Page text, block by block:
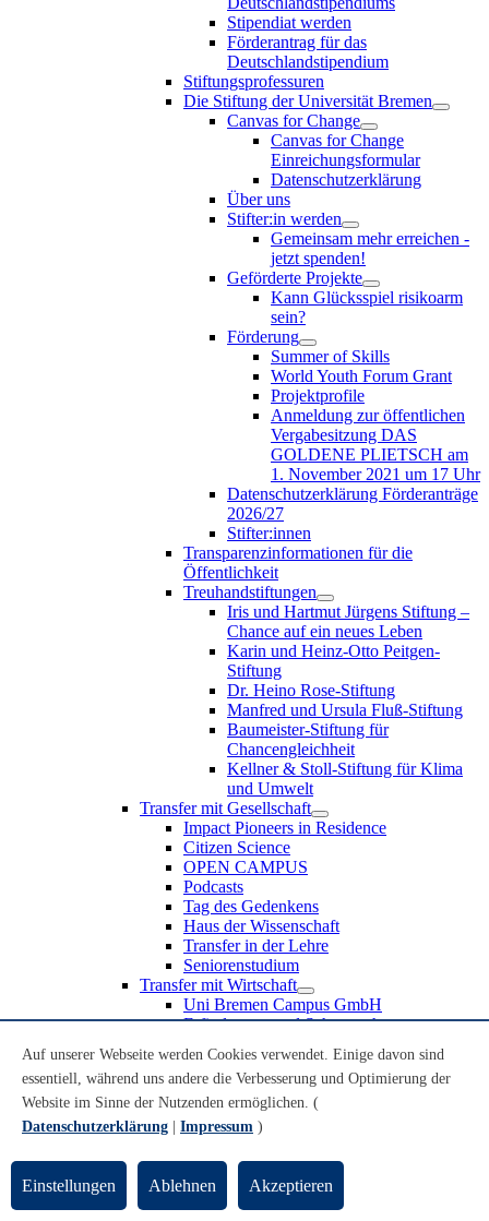
Stipendiat werden
Förderantrag für das
Deutschlandstipendium
Stiftungsprofessuren
Die Stiftung der Universität Bremen
Canvas for Change
Canvas for Change
Einreichungsformular
Datenschutzerklärung
Über uns
Stifter:in werden
Gemeinsam mehr erreichen -
jetzt spenden!
Geförderte Projekte
Kann Glücksspiel risikoarm
sein?
Förderung
Summer of Skills
World Youth Forum Grant
Projektprofile
Anmeldung zur öffentlichen
Vergabesitzung DAS
GOLDENE PLIETSCH am
1. November 2021 um 17 Uhr
Datenschutzerklärung Förderanträge
2026/27
Stifter:innen
Transparenzinformationen für die
Öffentlichkeit
Treuhandstiftungen
Iris und Hartmut Jürgens Stiftung –
Chance auf ein neues Leben
Karin und Heinz-Otto Peitgen-
Stiftung
Dr. Heino Rose-Stiftung
Manfred und Ursula Fluß-Stiftung
Baumeister-Stiftung für
Chancengleichheit
Kellner & Stoll-Stiftung für Klima
und Umwelt
Transfer mit Gesellschaft
Impact Pioneers in Residence
Citizen Science
OPEN CAMPUS
Podcasts
Tag des Gedenkens
Haus der Wissenschaft
Transfer in der Lehre
Seniorenstudium
Transfer mit Wirtschaft
Uni Bremen Campus GmbH
Erfindungen und Schutzrechte
Recruiting an der Universität Bremen
Weiterbildung an der Universität Bremen
Transfer mit Schule
Schülerinnen und Schüler
Schulklassen
Lehrkräfte
Gründungsunterstützung
Auf unserer Webseite werden Cookies verwendet. Einige davon sind
essentiell, während uns andere die Verbesserung und Optimierung der
Website im Sinne der Nutzenden ermöglichen. (
Datenschutzerklärung
Impressum )
Einstellungen Ablehnen Akzeptieren